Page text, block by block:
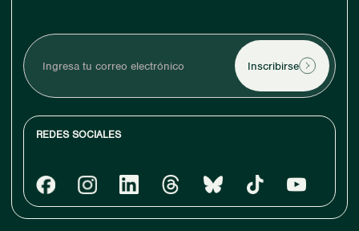
tu
correo
electrónico
REDES SOCIALES